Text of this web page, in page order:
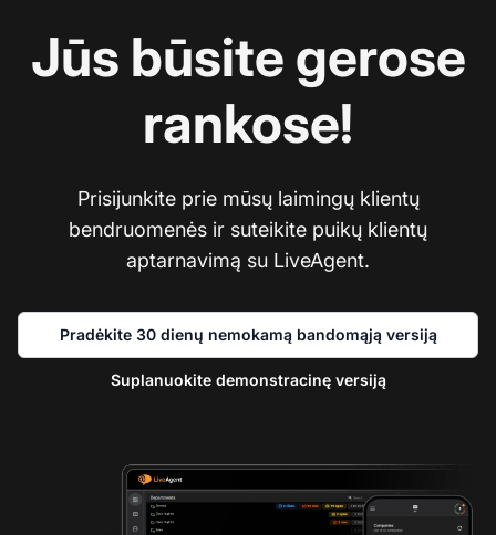
Jūs būsite gerose
rankose!
Prisijunkite prie mūsų laimingų klientų
bendruomenės ir suteikite puikų klientų
aptarnavimą su LiveAgent.
Pradėkite 30 dienų nemokamą bandomąją versiją
Suplanuokite demonstracinę versiją